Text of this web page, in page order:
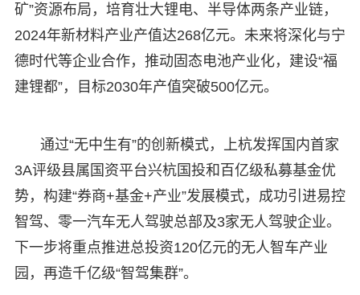
矿”资源布局，培育壮大锂电、半导体两条产业链，
2024年新材料产业产值达268亿元。未来将深化与宁
德时代等企业合作，推动固态电池产业化，建设“福
建锂都”，目标2030年产值突破500亿元。
通过“无中生有”的创新模式，上杭发挥国内首家
3A评级县属国资平台兴杭国投和百亿级私募基金优
势，构建“券商+基金+产业”发展模式，成功引进易控
智驾、零一汽车无人驾驶总部及3家无人驾驶企业。
下一步将重点推进总投资120亿元的无人智车产业
园，再造千亿级“智驾集群”。